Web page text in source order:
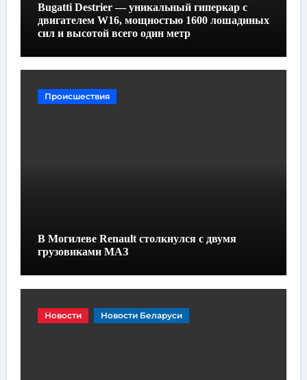
Bugatti Destrier — уникальный гиперкар с
двигателем W16, мощностью 1600 лошадиных
сил и высотой всего один метр
Происшествия
В Могилеве Renault столкнулся с двумя
грузовиками МАЗ
Новости Новости Беларуси